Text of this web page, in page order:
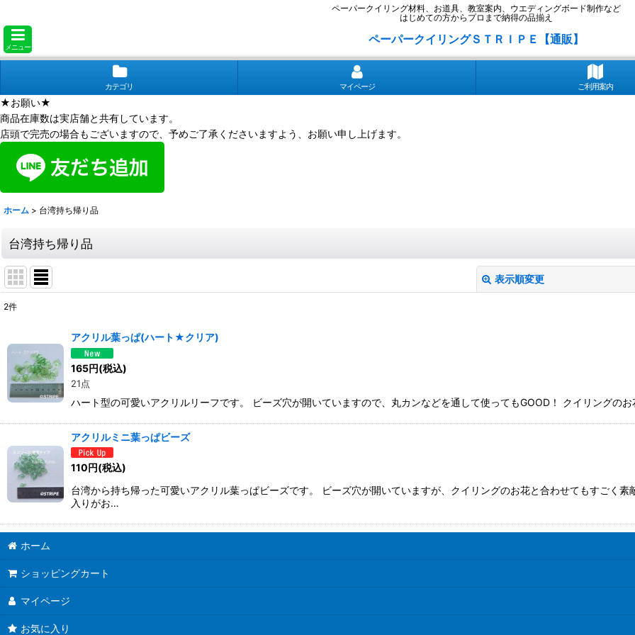
ペーパークイリング材料、お道具、教室案内、ウエディングボード制作など
はじめての方からプロまで納得の品揃え
メニュー
ペーパークイリングＳＴＲＩＰＥ【通販】
カテゴリ マイページ ご利用案内
★お願い★
商品在庫数は実店舗と共有しています。
店頭で完売の場合もございますので、予めご了承くださいますよう、お願い申し上げます。
ホーム > 台湾持ち帰り品
台湾持ち帰り品
表示順変更
並び順:
絞り込む
2件
アクリル葉っぱ(ハート★クリア)
165円(税込)
21点
ハート型の可愛いアクリルリーフです。 ビーズ穴が開いていますので、丸カンなどを通して使ってもGOOD！ クイリングの
アクリルミニ葉っぱビーズ
110円(税込)
台湾から持ち帰った可愛いアクリル葉っぱビーズです。 ビーズ穴が開いていますが、クイリングのお花と合わせても
入りがお…
ホーム
ショッピングカート
マイページ
お気に入り